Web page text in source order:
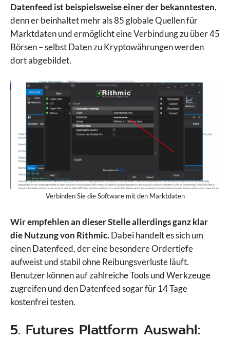
Datenfeed ist beispielsweise einer der bekanntesten,
denn er beinhaltet mehr als 85 globale Quellen für
Marktdaten und ermöglicht eine Verbindung zu über 45
Börsen – selbst Daten zu Kryptowährungen werden
dort abgebildet.
Verbinden Sie die Software mit den Marktdaten
Wir empfehlen an dieser Stelle allerdings ganz klar
die Nutzung von Rithmic.Dabei handelt es sich um
einen Datenfeed, der eine besondere Ordertiefe
aufweist und stabil ohne Reibungsverluste läuft.
Benutzer können auf zahlreiche Tools und Werkzeuge
zugreifen und den Datenfeed sogar für 14 Tage
kostenfrei testen.
5. Futures Plattform Auswahl: